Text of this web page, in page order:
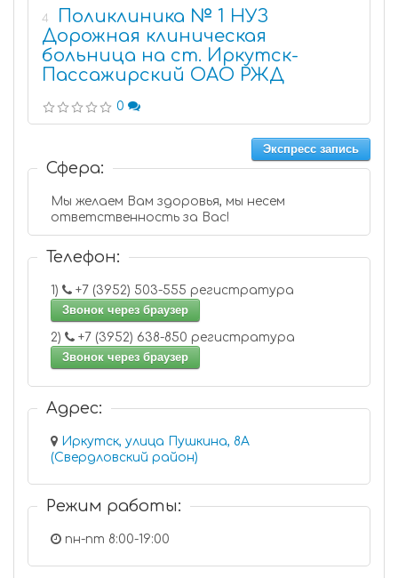
4
Поликлиника № 1 НУЗ
Дорожная клиническая
больница на ст. Иркутск-
Пассажирский ОАО РЖД
0
Экспресс запись
Сфера:
Мы желаем Вам здоровья, мы несем
ответственность за Вас!
Телефон:
1)
+7 (3952) 503-555 регистратура
Звонок через браузер
2)
+7 (3952) 638-850 регистратура
Звонок через браузер
Адрес:
Иркутск, улица Пушкина, 8А
(Свердловский район)
Режим работы:
пн-пт 8:00-19:00